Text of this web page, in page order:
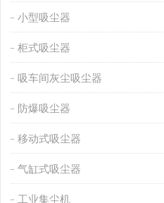
小型吸尘器
柜式吸尘器
吸车间灰尘吸尘器
防爆吸尘器
移动式吸尘器
气缸式吸尘器
工业集尘机